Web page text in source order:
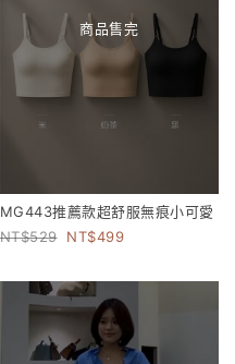
商品售完
MG443推薦款超舒服無痕小可愛
529
499